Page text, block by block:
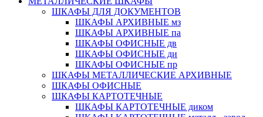
ШКАФЫ ДЛЯ ДОКУМЕНТОВ
ШКАФЫ АРХИВНЫЕ мз
ШКАФЫ АРХИВНЫЕ па
ШКАФЫ ОФИСНЫЕ дв
ШКАФЫ ОФИСНЫЕ ди
ШКАФЫ ОФИСНЫЕ пр
ШКАФЫ МЕТАЛЛИЧЕСКИЕ АРХИВНЫЕ
ШКАФЫ ОФИСНЫЕ
ШКАФЫ КАРТОТЕЧНЫЕ
ШКАФЫ КАРТОТЕЧНЫЕ диком